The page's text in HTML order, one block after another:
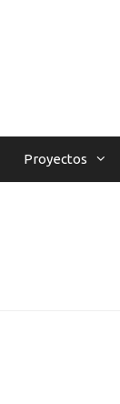
Proyectos